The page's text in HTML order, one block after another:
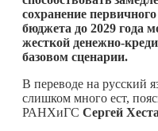
сохранение
бюджета до 2029 года
жесткой денежно-
базовом сценарии.
В переводе на русский
слишком много ест,
РАНХиГС Сергей